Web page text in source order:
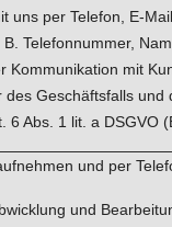
uns per Telefon, E-
B. Telefonnummer,
Kommunikation mit
Geschäftsfalls und
Abs. 1 lit. a DSGVO
und per
und